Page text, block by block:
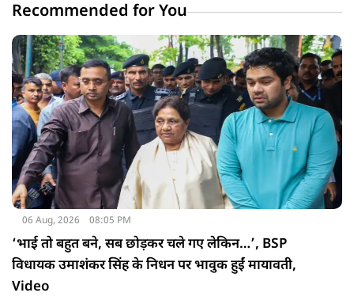
Recommended for You
06 Aug, 2026 08:05 PM
‘भाई तो बहुत बने, सब छोड़कर चले गए लेकिन…’, BSP
विधायक उमाशंकर सिंह के निधन पर भावुक हुईं मायावती,
Video